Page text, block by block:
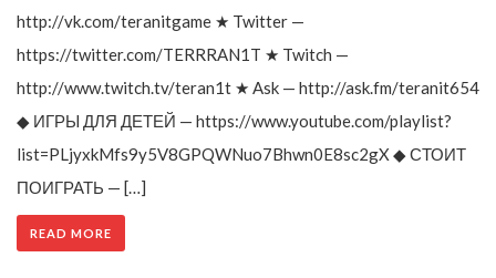
http://vk.com/teranitgame ★ Twitter —
https://twitter.com/TERRRAN1T ★ Twitch —
http://www.twitch.tv/teran1t ★ Ask — http://ask.fm/teranit654
◆ ИГРЫ ДЛЯ ДЕТЕЙ — https://www.youtube.com/playlist?
list=PLjyxkMfs9y5V8GPQWNuo7Bhwn0E8sc2gX ◆ СТОИТ
ПОИГРАТЬ — […]
READ MORE